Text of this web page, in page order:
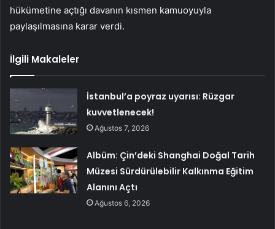
hükümetine açtığı davanın kısmen kamuoyuyla
paylaşılmasına karar verdi.
İlgili Makaleler
İstanbul’a poyraz uyarısı: Rüzgar
kuvvetlenecek!
Ağustos 7, 2026
Albüm: Çin’deki Shanghai Doğal Tarih
Müzesi Sürdürülebilir Kalkınma Eğitim
Alanını Açtı
Ağustos 6, 2026